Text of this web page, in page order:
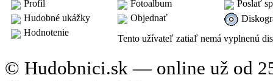
Profil
Fotoalbum
Poslať
Hudobné ukážky
Objednať
Hodnotenie
Diskografia
Tento užívateľ zatiaľ nemá vyplnenú
© Hudobnici.sk — online už od